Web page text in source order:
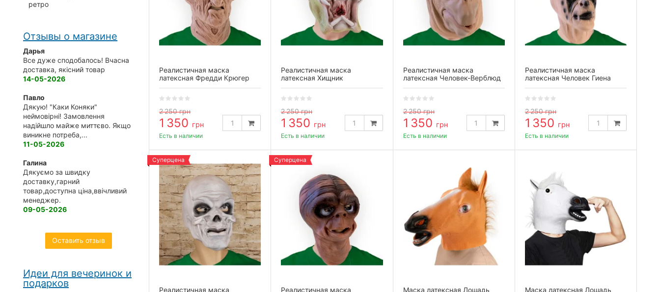
Реалистичная маска
латексная Фредди Крюгер
2 250грн
1 350 грн
Есть в наличии
Реалистичная маска
латексная Хищник
2 250грн
1 350 грн
Есть в наличии
Реалистичная маска
латексная Человек-Верблюд
2 250грн
1 350 грн
Есть в наличии
Реалистичная маска
латексная Человек Гиена
2 250грн
1 350 грн
Есть в наличии
Суперцена
Реалистичная маска
Суперцена
Реалистичная маска
Маска латексная Лошадь
Маска латексная Лошадь
ретро
Отзывы о магазине
Дарья
Все дуже сподобалось! Вчасна
доставка, якісний товар
14-05-2026
Павло
Дякую! "Каки Коняки"
неймовірні! Замовлення
надійшло майже миттєво. Якщо
виникне потреба,...
11-05-2026
Галина
Дякуємо за швидку
доставку,гарний
товар,доступна ціна,ввічливий
менеджер.
09-05-2026
Оставить отзыв
Идеи для вечеринок и
подарков